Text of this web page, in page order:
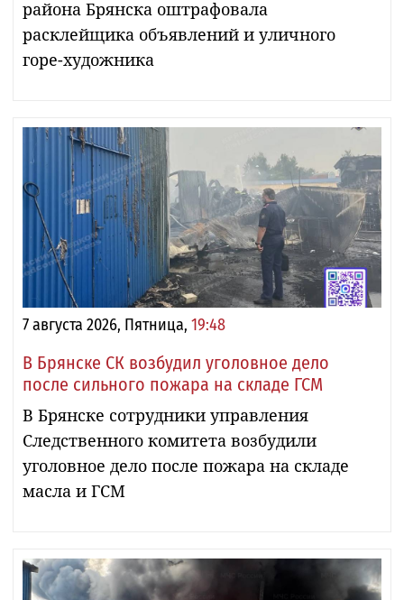
района Брянска оштрафовала
расклейщика объявлений и уличного
горе-художника
7 августа 2026, Пятница, 19:48
В Брянске СК возбудил уголовное дело
после сильного пожара на складе ГСМ
В Брянске сотрудники управления
Следственного комитета возбудили
уголовное дело после пожара на складе
масла и ГСМ